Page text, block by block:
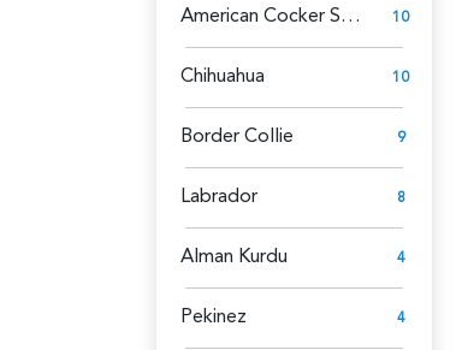
American Cocker Spaniel 10
Chihuahua 10
Border Collie 9
Labrador 8
Alman Kurdu 4
Pekinez 4